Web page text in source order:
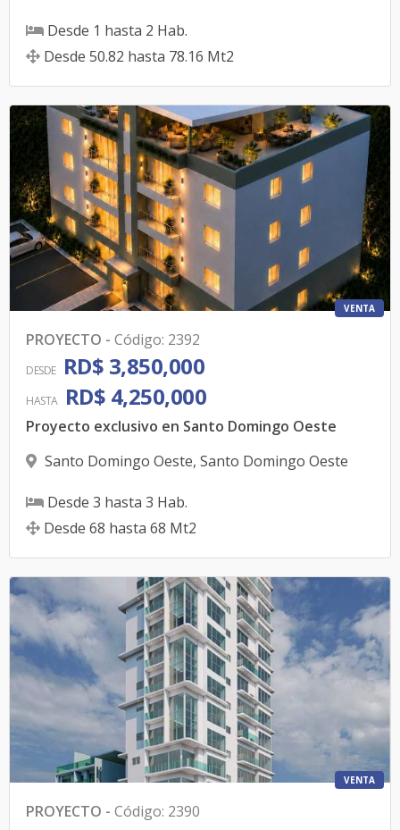
Desde 1 hasta 2 Hab.
Desde 50.82 hasta 78.16 Mt2
VENTA
PROYECTO - Código: 2392
DESDE RD$ 3,850,000
HASTA RD$ 4,250,000
Proyecto exclusivo en Santo Domingo Oeste
Santo Domingo Oeste, Santo Domingo Oeste
Desde 3 hasta 3 Hab.
Desde 68 hasta 68 Mt2
VENTA
PROYECTO - Código: 2390